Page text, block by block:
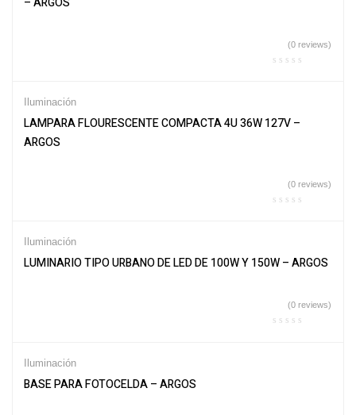
(0 reviews)
Iluminación
LAMPARA FLOURESCENTE COMPACTA 4U 36W 127V –
ARGOS
(0 reviews)
Iluminación
LUMINARIO TIPO URBANO DE LED DE 100W Y 150W – ARGOS
(0 reviews)
Iluminación
BASE PARA FOTOCELDA – ARGOS